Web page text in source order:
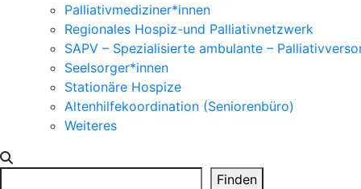
Palliativmediziner*innen
Regionales Hospiz-und Palliativnetzwerk
SAPV – Spezialisierte ambulante –
Seelsorger*innen
Stationäre Hospize
Altenhilfekoordination (Seniorenbüro)
Weiteres
Finden